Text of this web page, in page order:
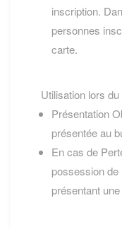
inscription.
personnes
carte.
Utilisation lors
Présentation
présentée au
En cas de
possession de
présentant